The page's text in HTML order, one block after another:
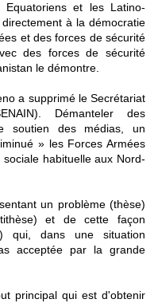
et les Latino-
à la démocratie
et des forces de sécurité
des forces de sécurité
le démontre.
a supprimé le Secrétariat
Démanteler des
soutien des médias, un
» les Forces Armées
habituelle aux Nord-
un problème (thèse)
et de cette façon
qui, dans une situation
acceptée par la grande
principal qui est d'obtenir